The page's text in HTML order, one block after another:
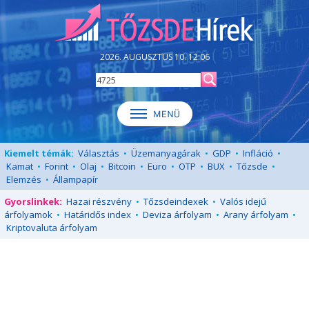
2026. AUGUSZTUS 10. 12:06
Kiemelt témák: Választás • Üzemanyagárak • GDP • Infláció •
Kamat • Forint • Olaj • Bitcoin • Euro • OTP • BUX • Tőzsde •
Elemzés • Állampapír
Gyorslinkek: Hazai részvény • Tőzsdeindexek • Valós idejű
árfolyamok • Határidős index • Deviza árfolyam • Arany árfolyam •
Kriptovaluta árfolyam